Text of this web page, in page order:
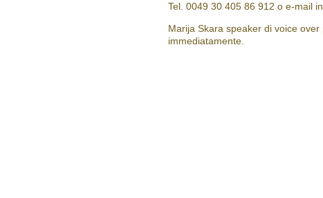
Tel. 0049 30 405 86 912 o e-mail
Marija Skara speaker di voice
immediatamente.